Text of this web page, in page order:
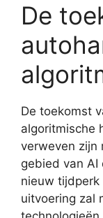
De
De toekomst
algoritmische
verweven zijn
gebied van AI
nieuw
uitvoering zal